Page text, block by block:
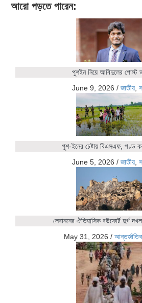
আরো পড়তে পারেন:
পুশইন নিয়ে আবিদুলের পোস্ট
June 9, 2026 / জাতীয়,
পুশ-ইনের চেষ্টায় বিএসএফ, পণ্ড
June 5, 2026 / জাতীয়,
লেবাননের ঐতিহাসিক বউফোর্ট দুর্গ
May 31, 2026 /